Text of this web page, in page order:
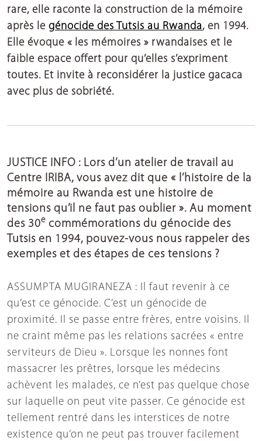
rare, elle raconte la construction de la mémoire
après le génocide des Tutsis au Rwanda, en 1994.
Elle évoque « les mémoires » rwandaises et le
faible espace offert pour qu’elles s’expriment
toutes. Et invite à reconsidérer la justice gacaca
avec plus de sobriété.
JUSTICE INFO : Lors d’un atelier de travail au
Centre IRIBA, vous avez dit que « l’histoire de la
mémoire au Rwanda est une histoire de
tensions qu’il ne faut pas oublier ». Au moment
des 30e commémorations du génocide des
Tutsis en 1994, pouvez-vous nous rappeler des
exemples et des étapes de ces tensions ?
ASSUMPTA MUGIRANEZA : Il faut revenir à ce
qu’est ce génocide. C’est un génocide de
proximité. Il se passe entre frères, entre voisins. Il
ne craint même pas les relations sacrées « entre
serviteurs de Dieu ». Lorsque les nonnes font
massacrer les prêtres, lorsque les médecins
achèvent les malades, ce n’est pas quelque chose
sur laquelle on peut vite passer. Ce génocide est
tellement rentré dans les interstices de notre
existence qu’on ne peut pas trouver facilement